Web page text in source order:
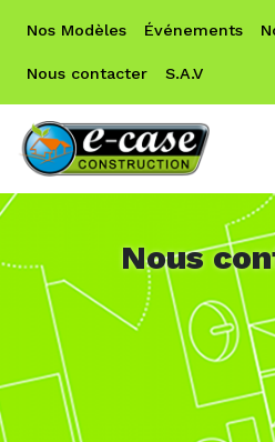
Nos Modèles Événements
Nous contacter S.A.V
Nous